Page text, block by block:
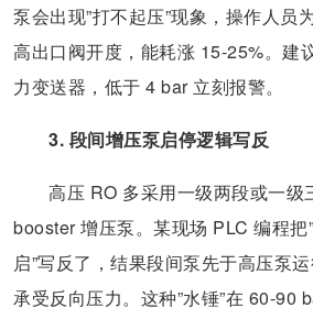
泵会出现”打不起压”现象，操作人员
高出口阀开度，能耗涨 15-25%。建
力变送器，低于 4 bar 立刻报警。
3. 段间增压泵启停逻辑写反
高压 RO 多采用一级两段或一级
booster 增压泵。某现场 PLC 编程
启”写反了，结果段间泵先于高压泵
承受反向压力。这种”水锤”在 60-90